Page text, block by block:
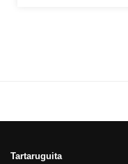
Tartaruguita